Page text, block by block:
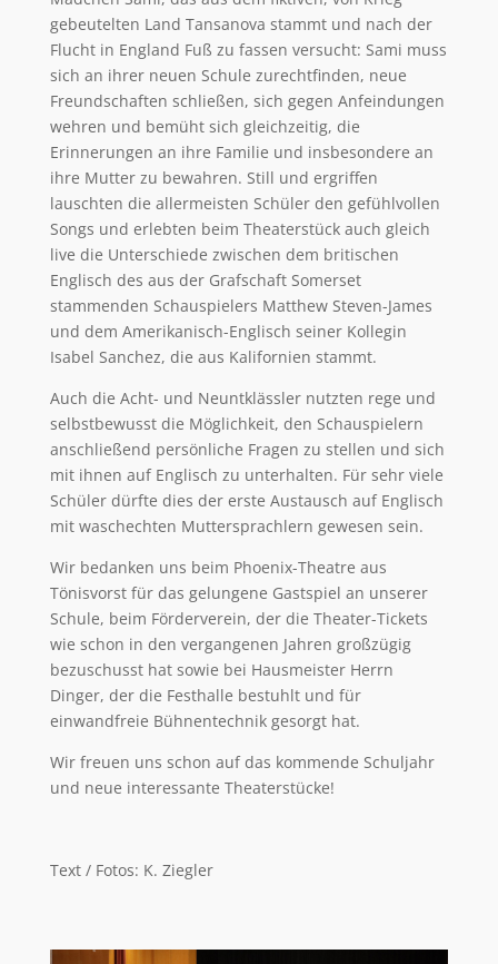
gebeutelten Land Tansanova stammt und nach der
Flucht in England Fuß zu fassen versucht: Sami muss
sich an ihrer neuen Schule zurechtfinden, neue
Freundschaften schließen, sich gegen Anfeindungen
wehren und bemüht sich gleichzeitig, die
Erinnerungen an ihre Familie und insbesondere an
ihre Mutter zu bewahren. Still und ergriffen
lauschten die allermeisten Schüler den gefühlvollen
Songs und erlebten beim Theaterstück auch gleich
live die Unterschiede zwischen dem britischen
Englisch des aus der Grafschaft Somerset
stammenden Schauspielers Matthew Steven-James
und dem Amerikanisch-Englisch seiner Kollegin
Isabel Sanchez, die aus Kalifornien stammt.
Auch die Acht- und Neuntklässler nutzten rege und
selbstbewusst die Möglichkeit, den Schauspielern
anschließend persönliche Fragen zu stellen und sich
mit ihnen auf Englisch zu unterhalten. Für sehr viele
Schüler dürfte dies der erste Austausch auf Englisch
mit waschechten Muttersprachlern gewesen sein.
Wir bedanken uns beim Phoenix-Theatre aus
Tönisvorst für das gelungene Gastspiel an unserer
Schule, beim Förderverein, der die Theater-Tickets
wie schon in den vergangenen Jahren großzügig
bezuschusst hat sowie bei Hausmeister Herrn
Dinger, der die Festhalle bestuhlt und für
einwandfreie Bühnentechnik gesorgt hat.
Wir freuen uns schon auf das kommende Schuljahr
und neue interessante Theaterstücke!
Text / Fotos: K. Ziegler